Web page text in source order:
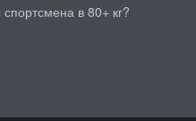
в 80+ кг?